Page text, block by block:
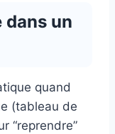
dans un
quand
(tableau de
“reprendre”